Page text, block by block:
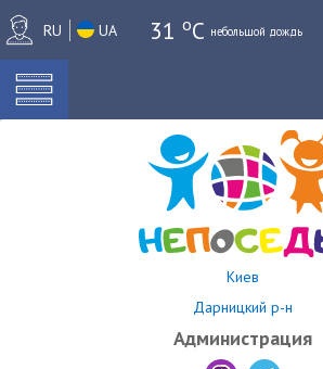
RU UA 31 oC небольшой дождь
Киев
Дарницкий р-н
Администрация